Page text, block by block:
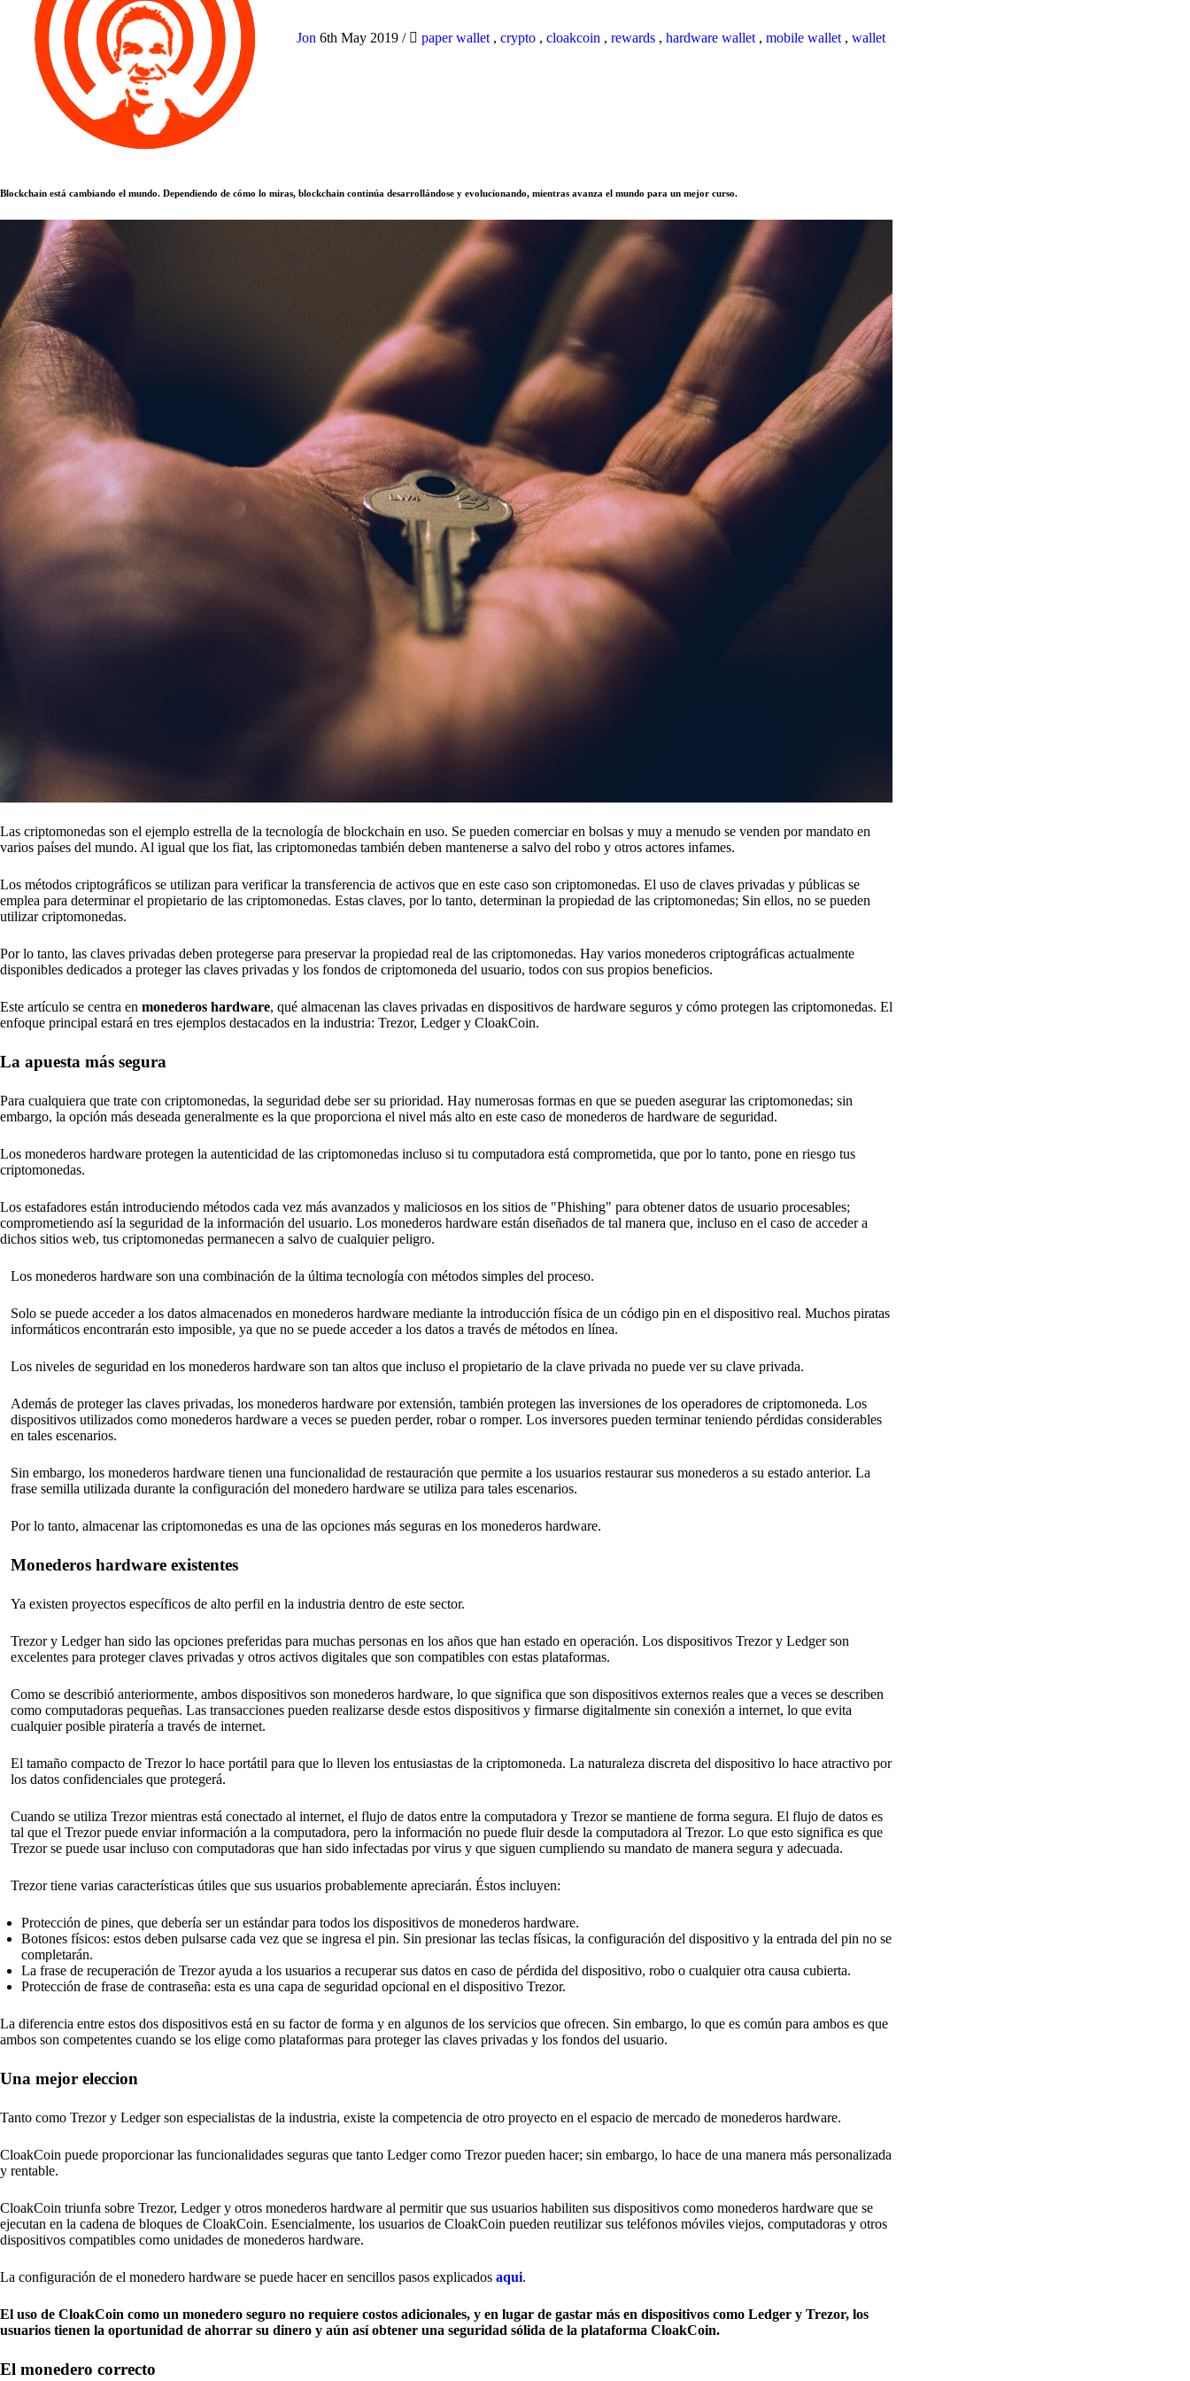
Jon 6th May 2019 / paper wallet , crypto , cloakcoin , rewards , hardware wallet , mobile wallet , wallet
Blockchain está cambiando el mundo. Dependiendo de cómo lo miras, blockchain continúa desarrollándose y evolucionando, mientras avanza el mundo para un mejor curso.
Las criptomonedas son el ejemplo estrella de la tecnología de blockchain en uso. Se pueden comerciar en bolsas y muy a menudo se venden por mandato en
varios países del mundo. Al igual que los fiat, las criptomonedas también deben mantenerse a salvo del robo y otros actores infames.
Los métodos criptográficos se utilizan para verificar la transferencia de activos que en este caso son criptomonedas. El uso de claves privadas y públicas se
emplea para determinar el propietario de las criptomonedas. Estas claves, por lo tanto, determinan la propiedad de las criptomonedas; Sin ellos, no se pueden
utilizar criptomonedas.
Por lo tanto, las claves privadas deben protegerse para preservar la propiedad real de las criptomonedas. Hay varios monederos criptográficas actualmente
disponibles dedicados a proteger las claves privadas y los fondos de criptomoneda del usuario, todos con sus propios beneficios.
Este artículo se centra en monederos hardware, qué almacenan las claves privadas en dispositivos de hardware seguros y cómo protegen las criptomonedas. El
enfoque principal estará en tres ejemplos destacados en la industria: Trezor, Ledger y CloakCoin.
La apuesta más segura
Para cualquiera que trate con criptomonedas, la seguridad debe ser su prioridad. Hay numerosas formas en que se pueden asegurar las criptomonedas; sin
embargo, la opción más deseada generalmente es la que proporciona el nivel más alto en este caso de monederos de hardware de seguridad.
Los monederos hardware protegen la autenticidad de las criptomonedas incluso si tu computadora está comprometida, que por lo tanto, pone en riesgo tus
criptomonedas.
Los estafadores están introduciendo métodos cada vez más avanzados y maliciosos en los sitios de "Phishing" para obtener datos de usuario procesables;
comprometiendo así la seguridad de la información del usuario. Los monederos hardware están diseñados de tal manera que, incluso en el caso de acceder a
dichos sitios web, tus criptomonedas permanecen a salvo de cualquier peligro.
Los monederos hardware son una combinación de la última tecnología con métodos simples del proceso.
Solo se puede acceder a los datos almacenados en monederos hardware mediante la introducción física de un código pin en el dispositivo real. Muchos piratas
informáticos encontrarán esto imposible, ya que no se puede acceder a los datos a través de métodos en línea.
Los niveles de seguridad en los monederos hardware son tan altos que incluso el propietario de la clave privada no puede ver su clave privada.
Además de proteger las claves privadas, los monederos hardware por extensión, también protegen las inversiones de los operadores de criptomoneda. Los
dispositivos utilizados como monederos hardware a veces se pueden perder, robar o romper. Los inversores pueden terminar teniendo pérdidas considerables
en tales escenarios.
Sin embargo, los monederos hardware tienen una funcionalidad de restauración que permite a los usuarios restaurar sus monederos a su estado anterior. La
frase semilla utilizada durante la configuración del monedero hardware se utiliza para tales escenarios.
Por lo tanto, almacenar las criptomonedas es una de las opciones más seguras en los monederos hardware.
Monederos hardware existentes
Ya existen proyectos específicos de alto perfil en la industria dentro de este sector.
Trezor y Ledger han sido las opciones preferidas para muchas personas en los años que han estado en operación. Los dispositivos Trezor y Ledger son
excelentes para proteger claves privadas y otros activos digitales que son compatibles con estas plataformas.
Como se describió anteriormente, ambos dispositivos son monederos hardware, lo que significa que son dispositivos externos reales que a veces se describen
como computadoras pequeñas. Las transacciones pueden realizarse desde estos dispositivos y firmarse digitalmente sin conexión a internet, lo que evita
cualquier posible piratería a través de internet.
El tamaño compacto de Trezor lo hace portátil para que lo lleven los entusiastas de la criptomoneda. La naturaleza discreta del dispositivo lo hace atractivo por
los datos confidenciales que protegerá.
Cuando se utiliza Trezor mientras está conectado al internet, el flujo de datos entre la computadora y Trezor se mantiene de forma segura. El flujo de datos es
tal que el Trezor puede enviar información a la computadora, pero la información no puede fluir desde la computadora al Trezor. Lo que esto significa es que
Trezor se puede usar incluso con computadoras que han sido infectadas por virus y que siguen cumpliendo su mandato de manera segura y adecuada.
Trezor tiene varias características útiles que sus usuarios probablemente apreciarán. Éstos incluyen:
Protección de pines, que debería ser un estándar para todos los dispositivos de monederos hardware.
Botones físicos: estos deben pulsarse cada vez que se ingresa el pin. Sin presionar las teclas físicas, la configuración del dispositivo y la entrada del pin no se
completarán.
La frase de recuperación de Trezor ayuda a los usuarios a recuperar sus datos en caso de pérdida del dispositivo, robo o cualquier otra causa cubierta.
Protección de frase de contraseña: esta es una capa de seguridad opcional en el dispositivo Trezor.
La diferencia entre estos dos dispositivos está en su factor de forma y en algunos de los servicios que ofrecen. Sin embargo, lo que es común para ambos es que
ambos son competentes cuando se los elige como plataformas para proteger las claves privadas y los fondos del usuario.
Una mejor eleccion
Tanto como Trezor y Ledger son especialistas de la industria, existe la competencia de otro proyecto en el espacio de mercado de monederos hardware.
CloakCoin puede proporcionar las funcionalidades seguras que tanto Ledger como Trezor pueden hacer; sin embargo, lo hace de una manera más personalizada
y rentable.
CloakCoin triunfa sobre Trezor, Ledger y otros monederos hardware al permitir que sus usuarios habiliten sus dispositivos como monederos hardware que se
ejecutan en la cadena de bloques de CloakCoin. Esencialmente, los usuarios de CloakCoin pueden reutilizar sus teléfonos móviles viejos, computadoras y otros
dispositivos compatibles como unidades de monederos hardware.
La configuración de el monedero hardware se puede hacer en sencillos pasos explicados aqui.
El uso de CloakCoin como un monedero seguro no requiere costos adicionales, y en lugar de gastar más en dispositivos como Ledger y Trezor, los
usuarios tienen la oportunidad de ahorrar su dinero y aún así obtener una seguridad sólida de la plataforma CloakCoin.
El monedero correcto